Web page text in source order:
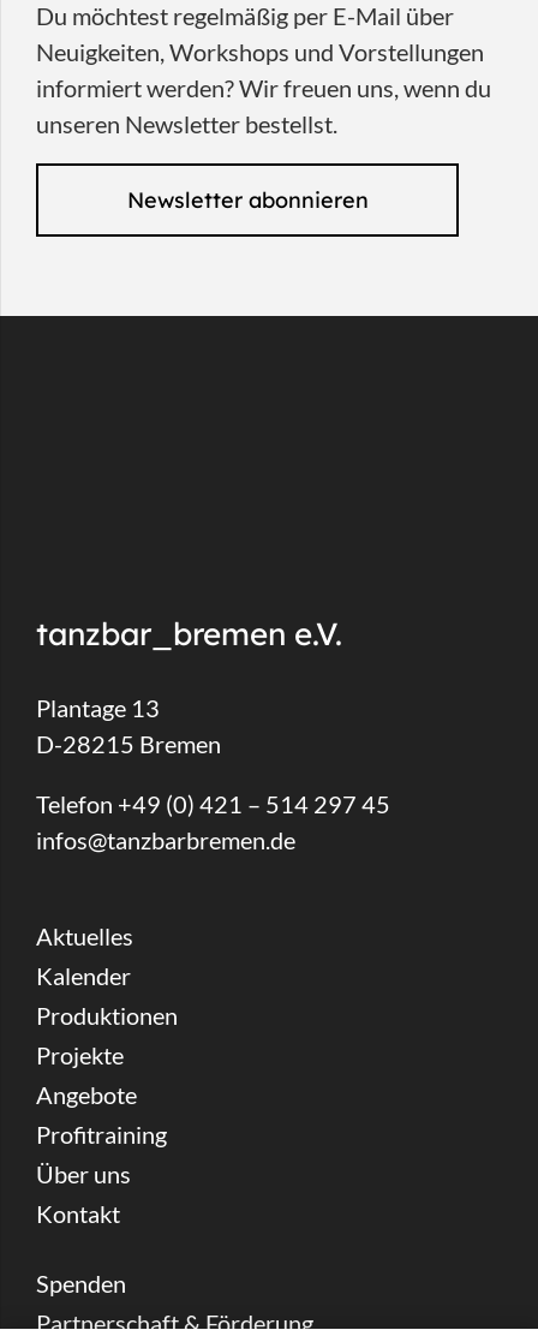
Du möchtest regelmäßig per E-Mail über
Neuigkeiten, Workshops und Vorstellungen
informiert werden? Wir freuen uns, wenn du
unseren Newsletter bestellst.
Newsletter abonnieren
tanzbar_bremen e.V.
Plantage 13
D-28215 Bremen
Telefon +49 (0) 421 – 514 297 45
infos@tanzbarbremen.de
Aktuelles
Kalender
Produktionen
Projekte
Angebote
Profitraining
Über uns
Kontakt
Spenden
Partnerschaft & Förderung